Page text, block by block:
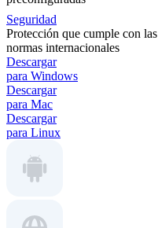
Seguridad
Protección que cumple con las
normas internacionales
Descargar
para Windows
Descargar
para Mac
Descargar
para Linux